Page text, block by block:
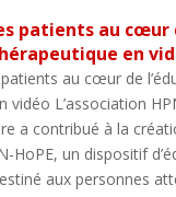
patients au cœur
en
au cœur de
vidéo L’association
a contribué à la
HoPE, un dispositif
aux personnes